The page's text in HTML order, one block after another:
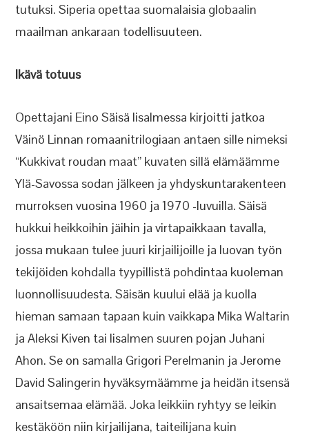
tutuksi. Siperia opettaa suomalaisia globaalin
maailman ankaraan todellisuuteen.
Ikävä totuus
Opettajani Eino Säisä Iisalmessa kirjoitti jatkoa
Väinö Linnan romaanitrilogiaan antaen sille nimeksi
“Kukkivat roudan maat” kuvaten sillä elämäämme
Ylä-Savossa sodan jälkeen ja yhdyskuntarakenteen
murroksen vuosina 1960 ja 1970 -luvuilla. Säisä
hukkui heikkoihin jäihin ja virtapaikkaan tavalla,
jossa mukaan tulee juuri kirjailijoille ja luovan työn
tekijöiden kohdalla tyypillistä pohdintaa kuoleman
luonnollisuudesta. Säisän kuului elää ja kuolla
hieman samaan tapaan kuin vaikkapa Mika Waltarin
ja Aleksi Kiven tai Iisalmen suuren pojan Juhani
Ahon. Se on samalla Grigori Perelmanin ja Jerome
David Salingerin hyväksymäämme ja heidän itsensä
ansaitsemaa elämää. Joka leikkiin ryhtyy se leikin
kestäköön niin kirjailijana, taiteilijana kuin